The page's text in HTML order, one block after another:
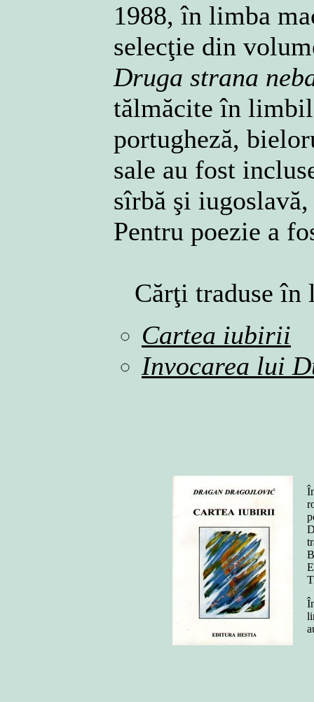
1988, în limba
selecţie din
Druga strana
tălmăcite în
portugheză,
sale au fost
sîrbă şi
Pentru poezie a
Cărţi traduse în
Cartea iubirii
Invocarea lui